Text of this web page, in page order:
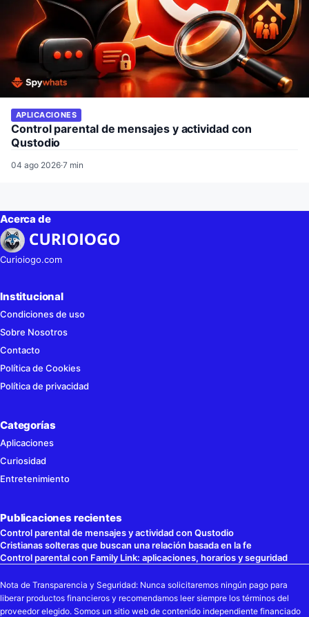
APLICACIONES
Control parental de mensajes y actividad con
Qustodio
04 ago 2026·7 min
Acerca de
Curioiogo.com
Institucional
Condiciones de uso
Sobre Nosotros
Contacto
Política de Cookies
Política de privacidad
Categorías
Aplicaciones
Curiosidad
Entretenimiento
Publicaciones recientes
Control parental de mensajes y actividad con Qustodio
Cristianas solteras que buscan una relación basada en la fe
Control parental con Family Link: aplicaciones, horarios y seguridad
Nota de Transparencia y Seguridad: Nunca solicitaremos ningún pago para
liberar productos financieros y recomendamos leer siempre los términos del
proveedor elegido. Somos un sitio web de contenido independiente financiado